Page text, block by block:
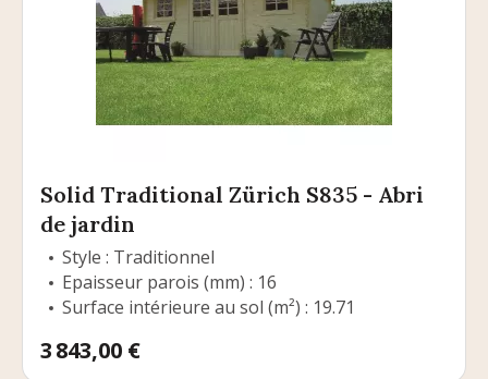
Solid Traditional Zürich S835 - Abri
de jardin
Style : Traditionnel
Epaisseur parois (mm) : 16
Surface intérieure au sol (m²) : 19.71
Prix
3 843,00 €